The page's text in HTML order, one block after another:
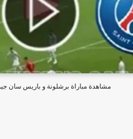
مشاهدة مباراة برشلونة و باريس سان